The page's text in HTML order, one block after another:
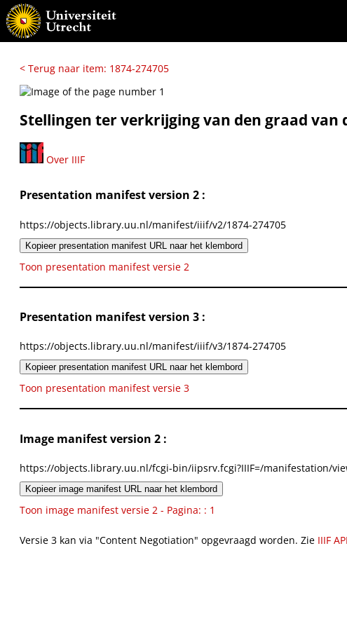
< Terug naar item: 1874-274705
Stellingen ter verkrijging van den graad van
Over IIIF
Presentation manifest version 2 :
https://objects.library.uu.nl/manifest/iiif/v2/1874-274705
Kopieer presentation manifest URL naar het klembord
Toon presentation manifest versie 2
Presentation manifest version 3 :
https://objects.library.uu.nl/manifest/iiif/v3/1874-274705
Kopieer presentation manifest URL naar het klembord
Toon presentation manifest versie 3
Image manifest version 2 :
https://objects.library.uu.nl/fcgi-bin/iipsrv.fcgi?IIIF=/manifestation/
Kopieer image manifest URL naar het klembord
Toon image manifest versie 2 - Pagina: : 1
Versie 3 kan via "Content Negotiation" opgevraagd worden. Zie IIIF